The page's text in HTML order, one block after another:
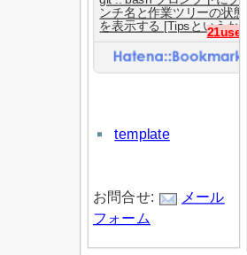
ンチ名と作業ツリーの状態
を表示する [Tipsというか...
21users
template
お問合せ:
メール
フォーム